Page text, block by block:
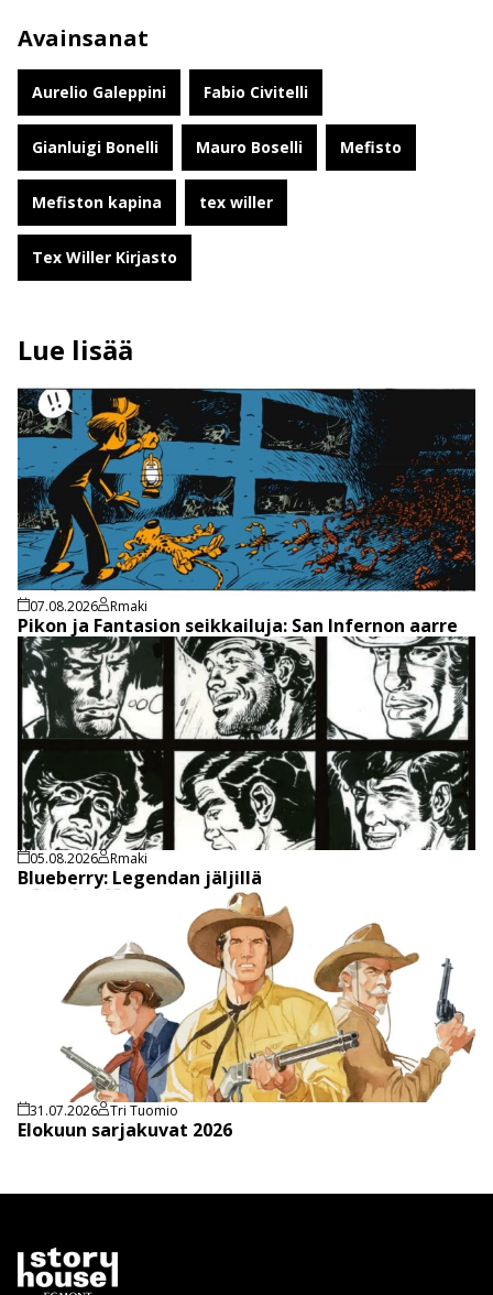
Avainsanat
Aurelio Galeppini Fabio Civitelli
Gianluigi Bonelli Mauro Boselli Mefisto
Mefiston kapina tex willer
Tex Willer Kirjasto
Lue lisää
07.08.2026 Rmaki
Pikon ja Fantasion seikkailuja: San Infernon aarre
05.08.2026 Rmaki
Blueberry: Legendan jäljillä
31.07.2026 Tri Tuomio
Elokuun sarjakuvat 2026